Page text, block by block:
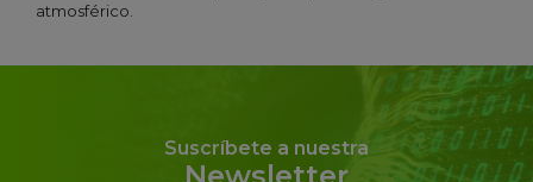
atmosférico.
Suscríbete a nuestra